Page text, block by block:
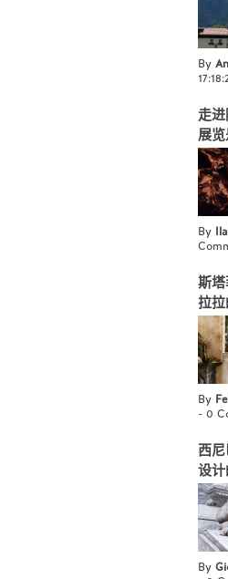
By
走
展
By
斯塔
拉
By
- 0
西
设
By